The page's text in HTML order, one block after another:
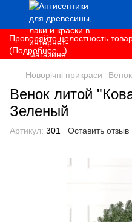
Проверяйте целостность
(Подробнее...)
Новорічні прикраси Венок
Венок литой
Зеленый
Артикул: 301 Оставить отзыв